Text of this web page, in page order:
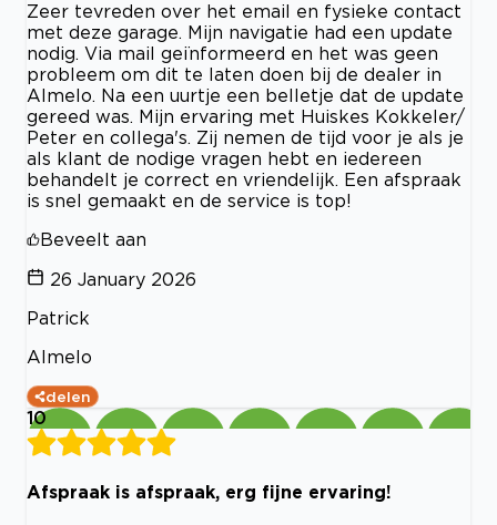
Zeer tevreden over het email en fysieke contact
met deze garage. Mijn navigatie had een update
nodig. Via mail geïnformeerd en het was geen
probleem om dit te laten doen bij de dealer in
Almelo. Na een uurtje een belletje dat de update
gereed was. Mijn ervaring met Huiskes Kokkeler/
Peter en collega's. Zij nemen de tijd voor je als je
als klant de nodige vragen hebt en iedereen
behandelt je correct en vriendelijk. Een afspraak
is snel gemaakt en de service is top!
Beveelt aan
26 January 2026
Patrick
Almelo
delen
10
Afspraak is afspraak, erg fijne ervaring!